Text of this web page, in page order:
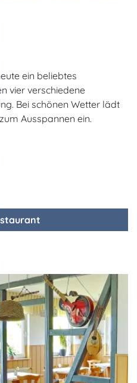
ein beliebtes
vier verschiedene
Bei schönen Wetter lädt
Ausspannen ein.